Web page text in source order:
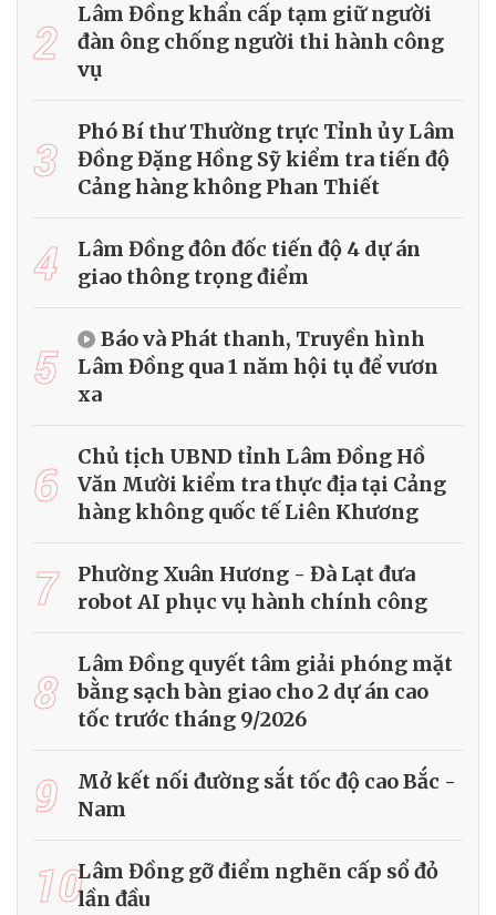
2
Lâm Đồng khẩn cấp tạm giữ người
đàn ông chống người thi hành công
vụ
3
Phó Bí thư Thường trực Tỉnh ủy Lâm
Đồng Đặng Hồng Sỹ kiểm tra tiến độ
Cảng hàng không Phan Thiết
4
Lâm Đồng đôn đốc tiến độ 4 dự án
giao thông trọng điểm
5
Báo và Phát thanh, Truyền hình
Lâm Đồng qua 1 năm hội tụ để vươn
xa
6
Chủ tịch UBND tỉnh Lâm Đồng Hồ
Văn Mười kiểm tra thực địa tại Cảng
hàng không quốc tế Liên Khương
7
Phường Xuân Hương - Đà Lạt đưa
robot AI phục vụ hành chính công
8
Lâm Đồng quyết tâm giải phóng mặt
bằng sạch bàn giao cho 2 dự án cao
tốc trước tháng 9/2026
9
Mở kết nối đường sắt tốc độ cao Bắc -
Nam
10Lâm Đồng gỡ điểm nghẽn cấp sổ đỏ
lần đầu